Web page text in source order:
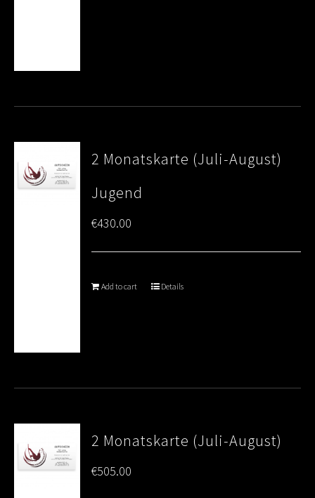
2 Monatskarte (Juli-August)
Jugend
€430.00
Add to cart Details
2 Monatskarte (Juli-August)
€505.00